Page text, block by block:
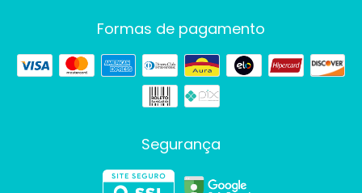
Formas de pagamento
Segurança